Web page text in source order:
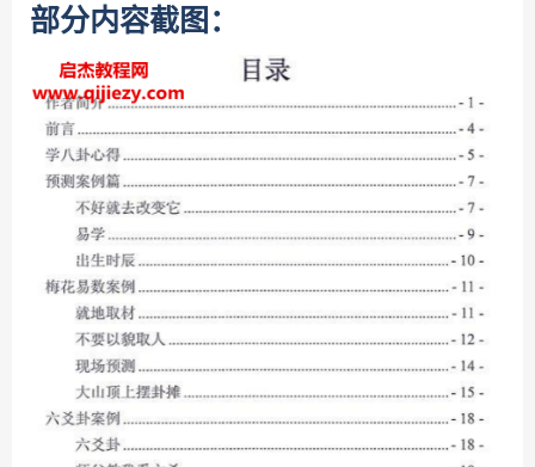
部分内容截图：